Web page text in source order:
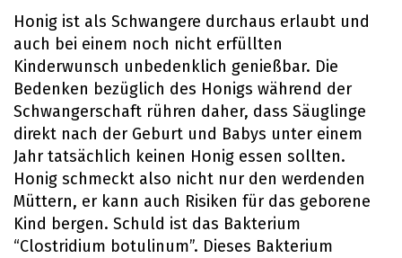
Honig ist als Schwangere durchaus erlaubt und
auch bei einem noch nicht erfüllten
Kinderwunsch unbedenklich genießbar. Die
Bedenken bezüglich des Honigs während der
Schwangerschaft rühren daher, dass Säuglinge
direkt nach der Geburt und Babys unter einem
Jahr tatsächlich keinen Honig essen sollten.
Honig schmeckt also nicht nur den werdenden
Müttern, er kann auch Risiken für das geborene
Kind bergen. Schuld ist das Bakterium
“Clostridium botulinum”. Dieses Bakterium